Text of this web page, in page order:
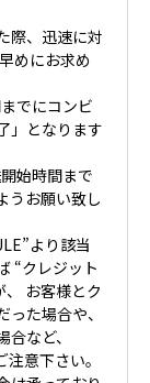
際、迅速に対
めにお求め
でにコンビ
」となります
始時間まで
うお願い致し
より該当
“クレジット
お客様とク
た場合や、
など、
意下さい。